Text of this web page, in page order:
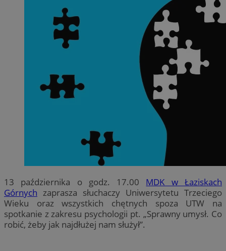
13 października o godz. 17.00 MDK w Łaziskach
Górnych zaprasza słuchaczy Uniwersytetu Trzeciego
Wieku oraz wszystkich chętnych spoza UTW na
spotkanie z zakresu psychologii pt. „Sprawny umysł. Co
robić, żeby jak najdłużej nam służył”.